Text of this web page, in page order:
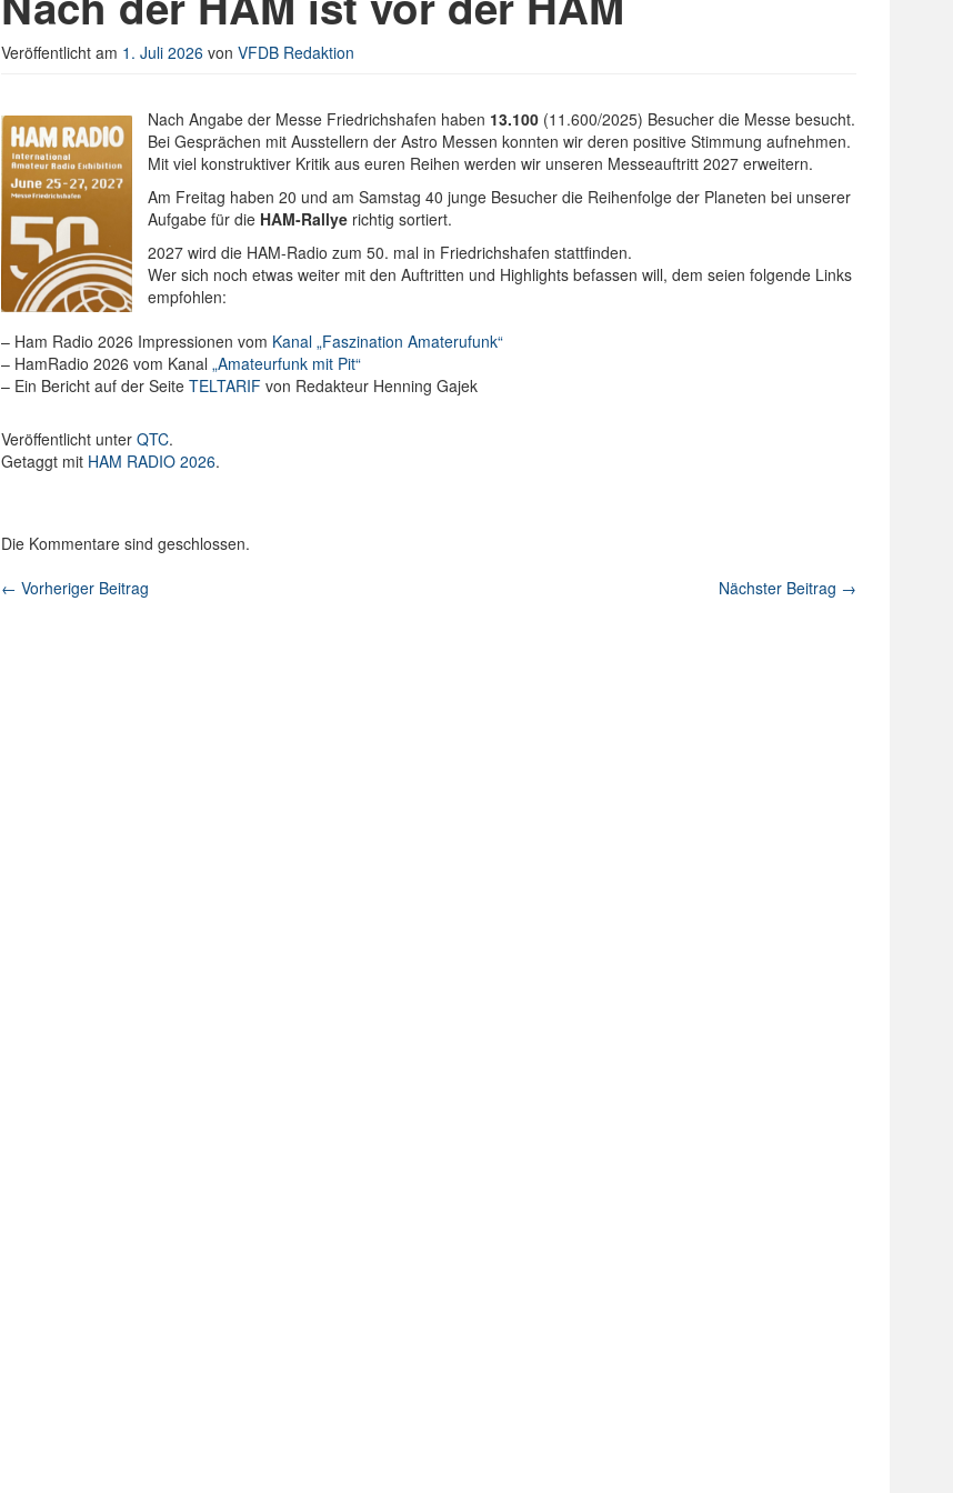
Veröffentlicht am 1. Juli 2026 von VFDB Redaktion
Nach Angabe der Messe Friedrichshafen haben 13.100 (11.600/2025) Besucher die Messe besucht.
Bei Gesprächen mit Ausstellern der Astro Messen konnten wir deren positive Stimmung aufnehmen.
Mit viel konstruktiver Kritik aus euren Reihen werden wir unseren Messeauftritt 2027 erweitern.
Am Freitag haben 20 und am Samstag 40 junge Besucher die Reihenfolge der Planeten bei unserer
Aufgabe für die HAM-Rallye richtig sortiert.
2027 wird die HAM-Radio zum 50. mal in Friedrichshafen stattfinden.
Wer sich noch etwas weiter mit den Auftritten und Highlights befassen will, dem seien folgende Links
empfohlen:
– Ham Radio 2026 Impressionen vom Kanal „Faszination Amaterufunk“
– HamRadio 2026 vom Kanal „Amateurfunk mit Pit“
– Ein Bericht auf der Seite TELTARIF von Redakteur Henning Gajek
Veröffentlicht unter QTC.
Getaggt mit HAM RADIO 2026.
Die Kommentare sind geschlossen.
Beitragsnavigation
Nächster Beitrag →
← Vorheriger Beitrag